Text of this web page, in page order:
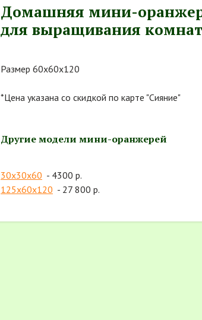
Домашняя мини-
для выращивания
Размер 60х60х120
*Цена указана со скидкой по карте "Сияние"
Другие модели мини-оранжерей
30х30х60 - 4300 р.
125х60х120 - 27 800 р.